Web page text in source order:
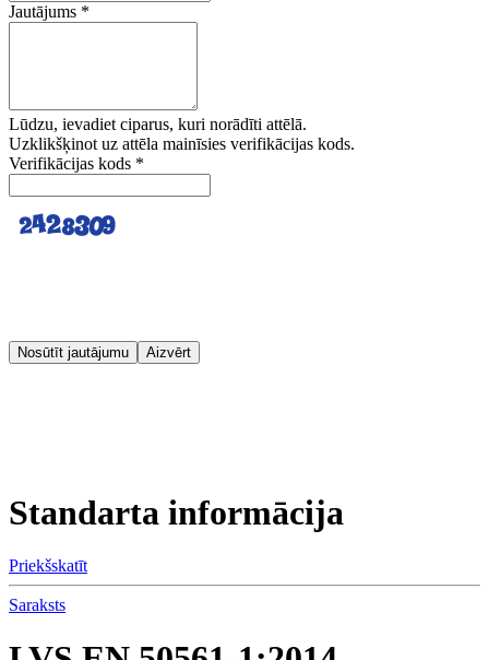
Jautājums *
Lūdzu, ievadiet ciparus, kuri norādīti attēlā.
Uzklikšķinot uz attēla mainīsies verifikācijas kods.
Verifikācijas kods *
Nosūtīt jautājumu Aizvērt
Standarta informācija
Priekšskatīt
Saraksts